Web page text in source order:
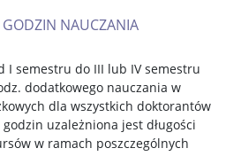
GODZIN NAUCZANIA
I semestru do III lub IV semestru
dodatkowego nauczania w
dla wszystkich doktorantów
uzależniona jest długości
w ramach poszczególnych